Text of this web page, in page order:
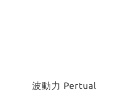
波動力 Pertual